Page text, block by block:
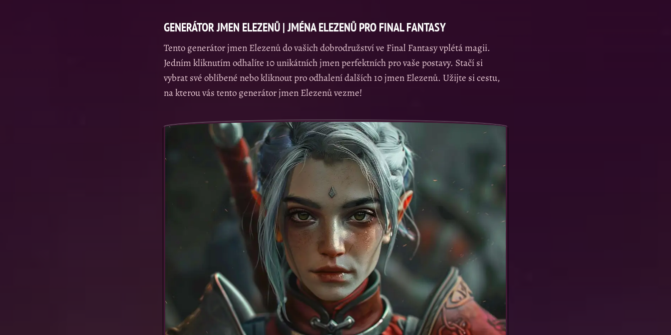
GENERÁTOR JMEN ELEZENŮ | JMÉNA ELEZENŮ PRO FINAL FANTASY
Tento generátor jmen Elezenů do vašich dobrodružství ve Final Fantasy vplétá magii.
Jedním kliknutím odhalíte 10 unikátních jmen perfektních pro vaše postavy. Stačí si
vybrat své oblíbené nebo kliknout pro odhalení dalších 10 jmen Elezenů. Užijte si cestu,
na kterou vás tento generátor jmen Elezenů vezme!